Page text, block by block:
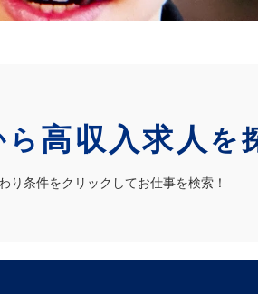
ら 高収入求人 を
り条件をクリックしてお仕事を検索！